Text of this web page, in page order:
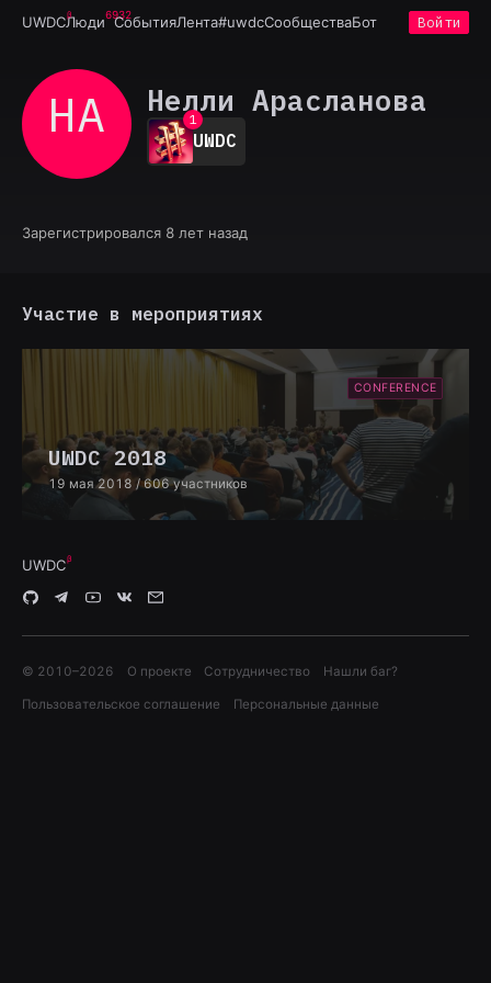
UWDCЛюди6932
СобытияЛента#uwdcСообществаБот Войти
НА Нелли Арасланова
0
1
2
3
6
UWDC
Зарегистрировался 8 лет назад
Участие в мероприятиях
CONFERENCE
UWDC 2018
19 мая 2018 / 606 участников
UWDC
© 2010–2026 О проекте Сотрудничество Нашли баг?
Пользовательское соглашение Персональные данные